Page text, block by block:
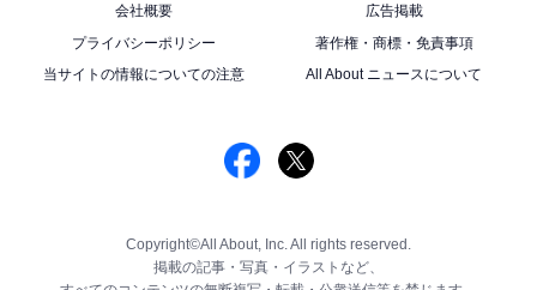
会社概要
広告掲載
プライバシーポリシー
著作権・商標・免責事項
当サイトの情報についての注意
All About ニュースについて
Copyright©All About, Inc. All rights reserved.
掲載の記事・写真・イラストなど、